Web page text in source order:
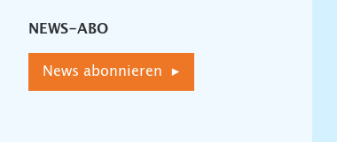
NEWS-ABO
News abonnieren ▸